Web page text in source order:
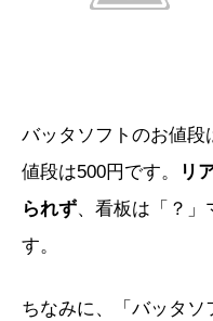
バッタソフトのお値段
値段は500円です。
リ
られず、看板は「？」
す。
ちなみに、「バッタソ